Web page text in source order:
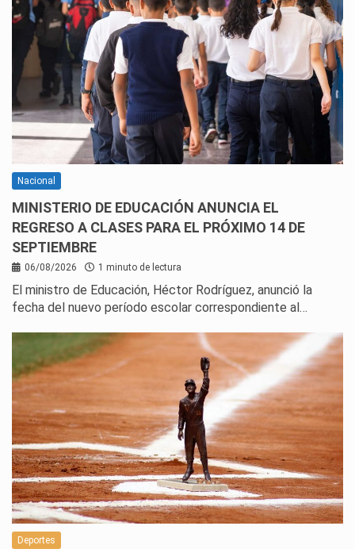
Nacional
MINISTERIO DE EDUCACIÓN ANUNCIA EL
REGRESO A CLASES PARA EL PRÓXIMO 14 DE
SEPTIEMBRE
06/08/2026 1 minuto de lectura
El ministro de Educación, Héctor Rodríguez, anunció la
fecha del nuevo período escolar correspondiente al…
Deportes